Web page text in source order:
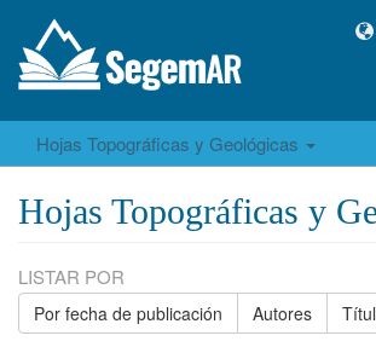
Hojas Topográficas y Geológicas
Hojas Topográficas y
LISTAR POR
Por fecha de publicación Autores